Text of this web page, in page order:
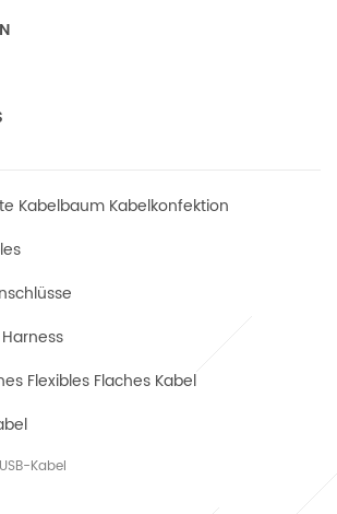
Kabelbaum Kabelkonfektion
Flexibles Flaches Kabel
Kabel